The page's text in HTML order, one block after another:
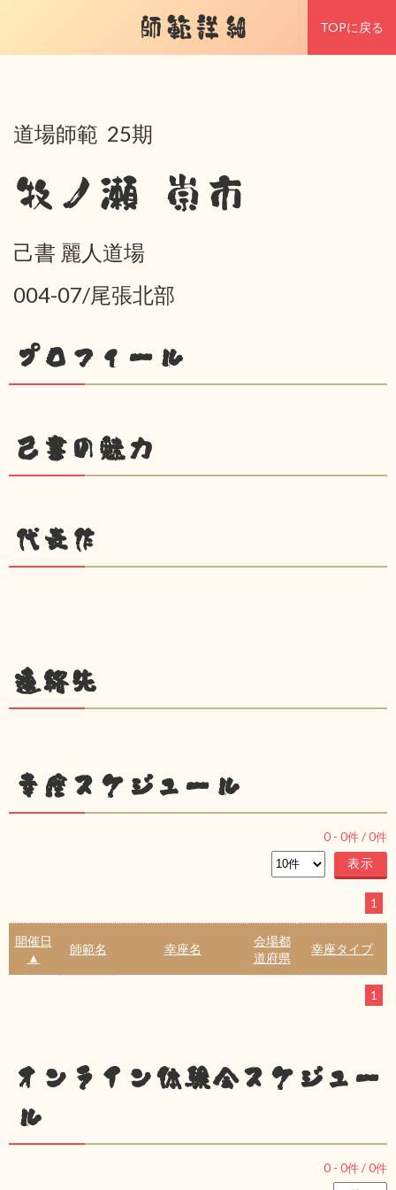
師範詳細 TOPに戻る
道場師範 25期
牧ノ瀬 崇市
己書 麗人道場
004-07/尾張北部
プロフィール
己書の魅力
代表作
連絡先
幸座スケジュール
0 - 0件 /0件
1
開催日
▲
師範名 幸座名
会場都
道府県
幸座タイプ
1
オンライン体験会スケジュー
ル
0 - 0件 /0件